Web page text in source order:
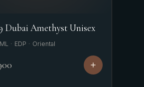
Dubai Amethyst Unisex
· EDP · Oriental